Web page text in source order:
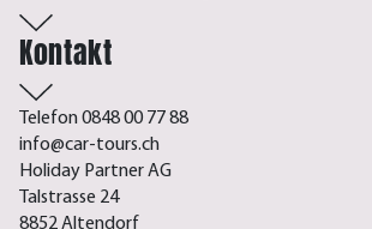
Kontakt
Telefon 0848 00 77 88
info@car-tours.ch
Holiday Partner AG
Talstrasse 24
8852 Altendorf